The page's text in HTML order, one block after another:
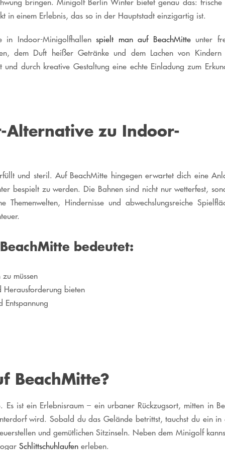
bringen. Minigolf Berlin Winter bietet genau das: frische
in einem Erlebnis, das so in der Hauptstadt einzigartig ist.
in Indoor-Minigolfhallenspielt man auf BeachMitteunter
dem Duft heißer Getränke und dem Lachen von Kindern
durch kreative Gestaltung eine echte Einladung zum
zu Indoor-
lt und steril. Auf BeachMitte hingegen erwartet dich eine
bespielt zu werden. Die Bahnen sind nicht nur wetterfest,
Hindernisse und abwechslungsreiche
bedeutet:
müssen
Herausforderung bieten
Entspannung
BeachMitte?
ist ein Erlebnisraum – ein urbaner Rückzugsort, mitten in
wird. Sobald du das Gelände betrittst, tauchst du ein in
und gemütlichen Sitzinseln. Neben dem Minigolf
Schlittschuhlaufenerleben.